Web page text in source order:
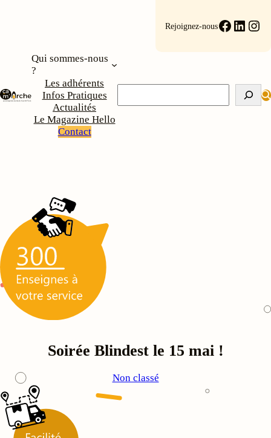
Rejoignez-nous
Qui sommes-nous
?
Les adhérents
Infos Pratiques
Actualités
Le Magazine Hello
Contact
Soirée Blindest le 15 mai !
Non classé